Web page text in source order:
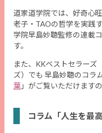
道家道学院では、好奇心
老子・TAOの哲学を実践
学院早島妙聴監修の連載
す。
また、KKベストセラー
ズ）でも 早島妙聴のコラ
葉」がご覧いただけます
コラム「人生を最